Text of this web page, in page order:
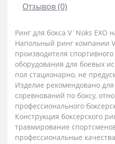
Отзывов (0)
Ринг для бокса V`Noks EXO
Напольный ринг компании
производителя
оборудования для боевых
пол стационарно, не
Изделие рекомендовано
соревнований по боксу,
профессионального
Конструкция боксерского
травмирование
профессиональные